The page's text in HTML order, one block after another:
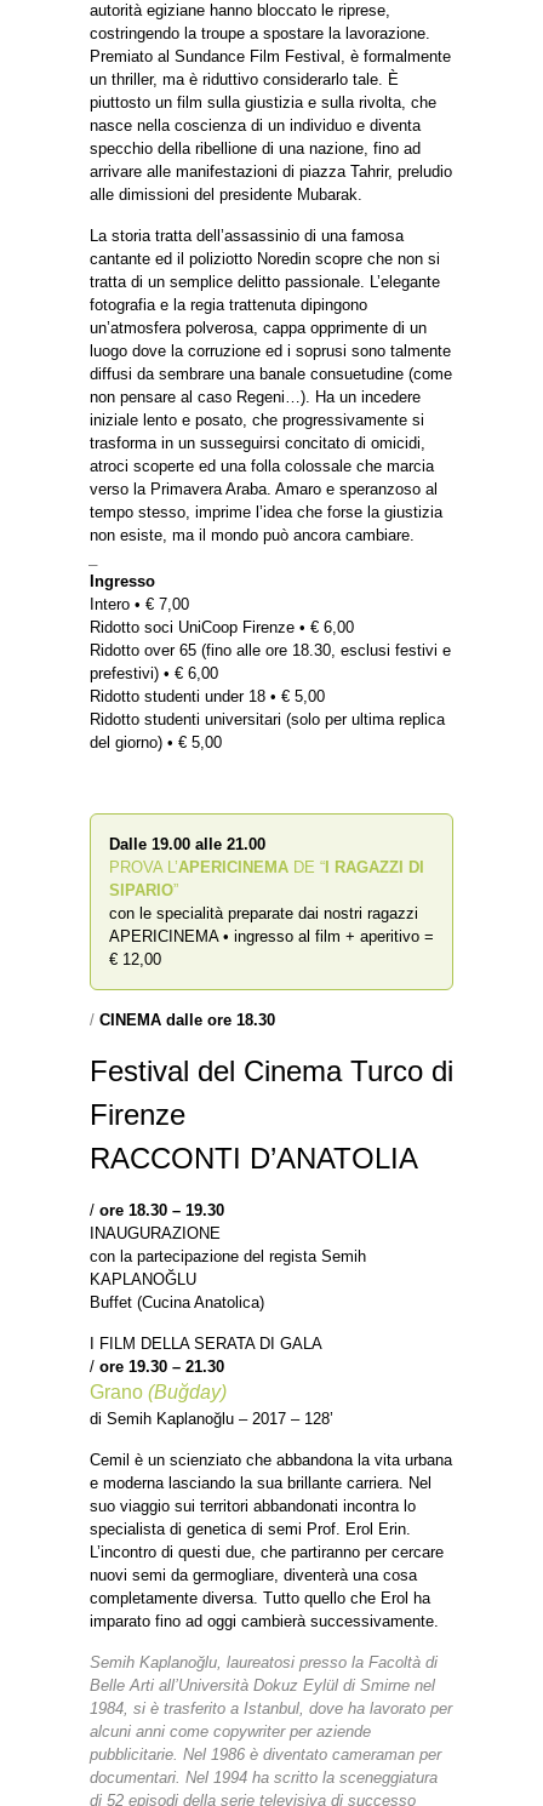
autorità egiziane hanno bloccato le riprese,
costringendo la troupe a spostare la lavorazione.
Premiato al Sundance Film Festival, è formalmente
un thriller, ma è riduttivo considerarlo tale. È
piuttosto un film sulla giustizia e sulla rivolta, che
nasce nella coscienza di un individuo e diventa
specchio della ribellione di una nazione, fino ad
arrivare alle manifestazioni di piazza Tahrir, preludio
alle dimissioni del presidente Mubarak.
La storia tratta dell’assassinio di una famosa
cantante ed il poliziotto Noredin scopre che non si
tratta di un semplice delitto passionale. L’elegante
fotografia e la regia trattenuta dipingono
un’atmosfera polverosa, cappa opprimente di un
luogo dove la corruzione ed i soprusi sono talmente
diffusi da sembrare una banale consuetudine (come
non pensare al caso Regeni…). Ha un incedere
iniziale lento e posato, che progressivamente si
trasforma in un susseguirsi concitato di omicidi,
atroci scoperte ed una folla colossale che marcia
verso la Primavera Araba. Amaro e speranzoso al
tempo stesso, imprime l’idea che forse la giustizia
non esiste, ma il mondo può ancora cambiare.
Ingresso
Intero • € 7,00
Ridotto soci UniCoop Firenze • € 6,00
Ridotto over 65 (fino alle ore 18.30, esclusi festivi e
prefestivi) • € 6,00
Ridotto studenti under 18 • € 5,00
Ridotto studenti universitari (solo per ultima replica
del giorno) • € 5,00
Dalle 19.00 alle 21.00
PROVA L’APERICINEMA DE “ I RAGAZZI DI
SIPARIO”
con le specialità preparate dai nostri ragazzi
APERICINEMA • ingresso al film + aperitivo =
€ 12,00
/ CINEMA dalle ore 18.30
Festival del Cinema Turco di
Firenze
RACCONTI D’ANATOLIA
/ ore 18.30 – 19.30
INAUGURAZIONE
con la partecipazione del regista Semih
KAPLANOĞLU
Buffet (Cucina Anatolica)
I FILM DELLA SERATA DI GALA
/ ore 19.30 – 21.30
Grano (Buğday)
di Semih Kaplanoğlu – 2017 – 128’
Cemil è un scienziato che abbandona la vita urbana
e moderna lasciando la sua brillante carriera. Nel
suo viaggio sui territori abbandonati incontra lo
specialista di genetica di semi Prof. Erol Erin.
L’incontro di questi due, che partiranno per cercare
nuovi semi da germogliare, diventerà una cosa
completamente diversa. Tutto quello che Erol ha
imparato fino ad oggi cambierà successivamente.
Semih Kaplanoğlu, laureatosi presso la Facoltà di
Belle Arti all’Università Dokuz Eylül di Smirne nel
1984, si è trasferito a Istanbul, dove ha lavorato per
alcuni anni come copywriter per aziende
pubblicitarie. Nel 1986 è diventato cameraman per
documentari. Nel 1994 ha scritto la sceneggiatura
di 52 episodi della serie televisiva di successo